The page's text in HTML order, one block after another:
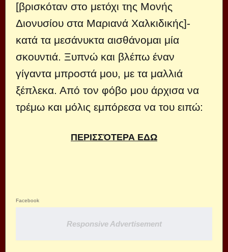
[βρισκόταν στο μετόχι της Μονής
Διονυσίου στα Μαριανά Χαλκιδικής]-
κατά τα μεσάνυκτα αισθάνομαι μία
σκουντιά. Ξυπνώ και βλέπω έναν
γίγαντα μπροστά μου, με τα μαλλιά
ξέπλεκα. Από τον φόβο μου άρχισα να
τρέμω και μόλις εμπόρεσα να του ειπώ:
ΠΕΡΙΣΣΌΤΕΡΑ ΕΔΩ
Facebook
Responsive Advertisement